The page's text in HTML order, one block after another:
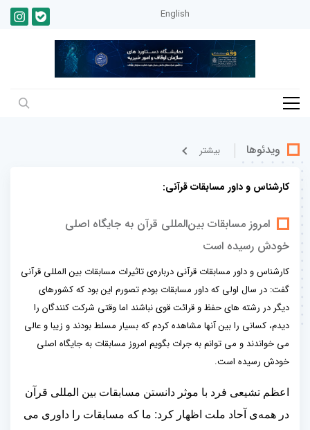
English
ویدئوها بيشتر
کارشناس و داور مسابقات قرآنی:
امروز مسابقات بین‌المللی قرآن به جایگاه اصلی
خودش رسیده است
کارشناس و داور مسابقات قرآنی درباره‌ی تاثیرات مسابقات بین المللی قرآنی
گفت: در سال اولی که داور مسابقات بودم تصورم این بود که کشورهای
دیگر در رشته های حفظ و قرائت قوی نباشند اما وقتی شرکت کنندگان را
دیدم، کسانی را بین آنها مشاهده کردم که بسیار مسلط بودند و زیبا و عالی
می خواندند و می توانم به جرات بگویم امروز مسابقات به جایگاه اصلی
خودش رسیده است.
اعظم تشیعی فرد با موثر دانستن مسابقات بین المللی قرآن
در همه‌ی آحاد ملت اظهار کرد: ما که مسابقات را داوری می